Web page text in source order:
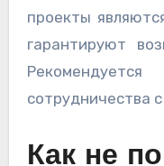
проекты
гарантируют
сотрудничества
Как не